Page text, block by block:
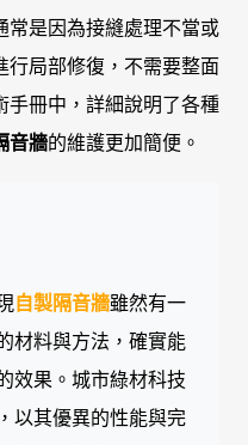
常是因為接縫處理不當或
行局部修復，不需要整面
手冊中，詳細說明了各種
音牆的維護更加簡便。
自製隔音牆雖然有一
材料與方法，確實能
效果。城市綠材科技
以其優異的性能與完